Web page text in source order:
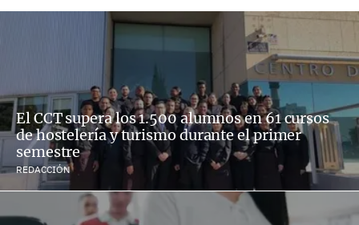
El CCT supera los 1.500 alumnos en 61 cursos
de hostelería y turismo durante el primer
semestre
REDACCIÓN